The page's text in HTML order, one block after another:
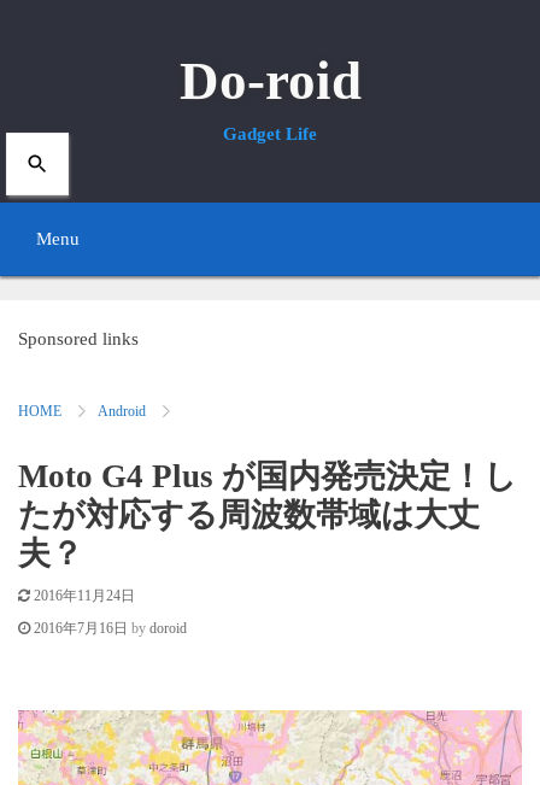
Do-roid
Gadget Life
Menu
Sponsored links
HOME Android
Moto G4 Plus が国内発売決定！し
たが対応する周波数帯域は大丈
夫？
2016年11月24日
2016年7月16日 by doroid